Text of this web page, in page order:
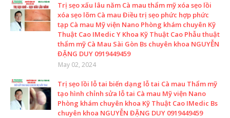
Trị sẹo xấu lâu năm Cà mau thẩm mỹ xóa sẹo lồi
xóa sẹo lõm Cà mau Điều trị sẹo phức hợp phức
tạp Cà mau Mỹ viện Nano Phòng khám chuyên Kỹ
Thuật Cao IMedic Y Khoa Kỹ Thuật Cao Phẫu thuật
thẩm mỹ Cà Mau Sài Gòn Bs chuyên khoa NGUYỄN
ĐẶNG DUY 0919449459
May 02, 2024
Trị sẹo lồi lỗ tai biến dạng lỗ tai Cà mau Thẩm mỹ
tạo hình chỉnh sửa lỗ tai Cà mau Mỹ viện Nano
Phòng khám chuyên khoa Kỹ Thuật Cao IMedic Bs
chuyên khoa NGUYỄN ĐẶNG DUY 0919449459